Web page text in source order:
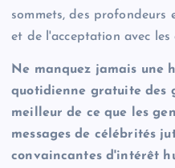
sommets, des profondeurs
et de l'acceptation avec les
Ne manquez jamais une
quotidienne gratuite des
meilleur de ce que les
messages de célébrités
convaincantes d'intérêt